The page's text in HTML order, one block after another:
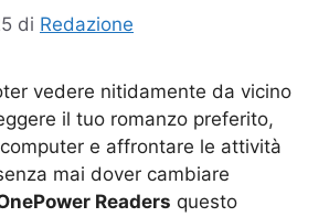
di Redazione
vedere nitidamente da vicino
il tuo romanzo preferito,
e affrontare le attività
mai dover cambiare
Readers questo